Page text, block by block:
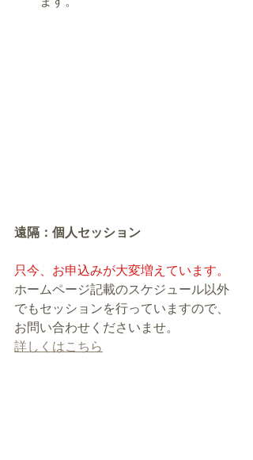
遠隔：個人セッション
只今、お申込みが大変増えています。
ホームページ記載のスケジュール以外
でもセッションを行っていますので、
お問い合わせくださいませ。
詳しくはこちら